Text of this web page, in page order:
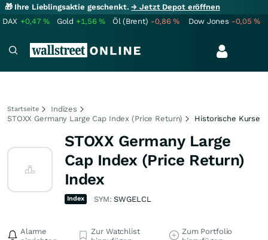
🎁 Ihre Lieblingsaktie geschenkt.→ Jetzt Depot eröffnen
DAX +0,47% Gold +1,56% Öl (Brent) -0,86% Dow Jones -0,05%
Startseite
Indizes
STOXX Germany Large Cap Index (Price Return)
Historische Kurse
STOXX Germany Large
Cap Index (Price Return)
Index
Index SYM:SWGELCL
Alarme
Zur Watchlist
Zum Portfolio